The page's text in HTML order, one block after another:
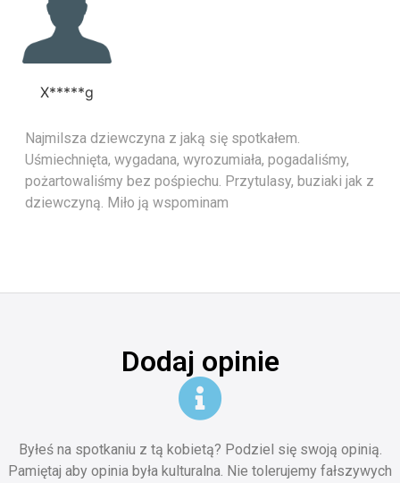
X*****g
Najmilsza dziewczyna z jaką się spotkałem.
Uśmiechnięta, wygadana, wyrozumiała, pogadaliśmy,
pożartowaliśmy bez pośpiechu. Przytulasy, buziaki jak z
dziewczyną. Miło ją wspominam
Dodaj opinie
Byłeś na spotkaniu z tą kobietą? Podziel się swoją opinią.
Pamiętaj aby opinia była kulturalna. Nie tolerujemy fałszywych